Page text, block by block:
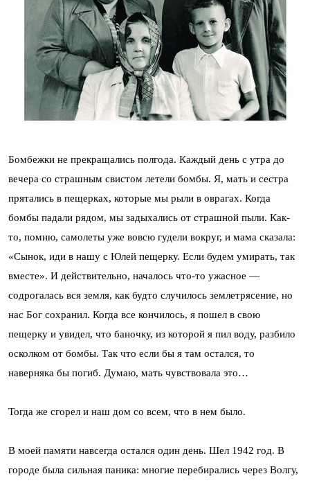
Бомбежки не прекращались полгода. Каждый день с утра до
вечера со страшным свистом летели бомбы. Я, мать и сестра
прятались в пещерках, которые мы рыли в оврагах. Когда
бомбы падали рядом, мы задыхались от страшной пыли. Как-
то, помню, самолеты уже вовсю гудели вокруг, и мама сказала:
«Сынок, иди в нашу с Юлей пещерку. Если будем умирать, так
вместе». И действительно, началось что-то ужасное —
содрогалась вся земля, как будто случилось землетрясение, но
нас Бог сохранил. Когда все кончилось, я пошел в свою
пещерку и увидел, что баночку, из которой я пил воду, разбило
осколком от бомбы. Так что если бы я там остался, то
наверняка бы погиб. Думаю, мать чувствовала это…
Тогда же сгорел и наш дом со всем, что в нем было.
В моей памяти навсегда остался один день. Шел 1942 год. В
городе была сильная паника: многие перебирались через Волгу,